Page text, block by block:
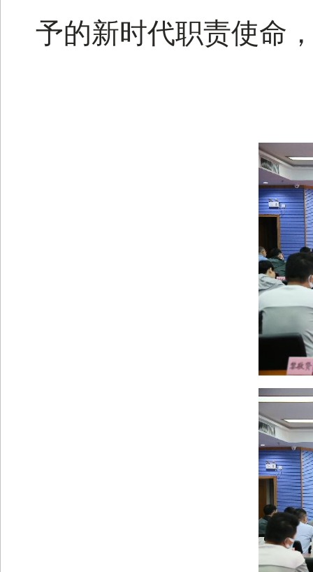
予的新时代职责使命